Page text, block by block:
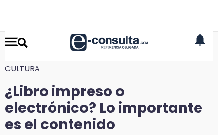
CULTURA
¿Libro impreso o
electrónico? Lo importante
es el contenido